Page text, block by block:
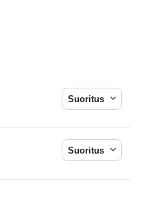
Suoritus
Suoritus